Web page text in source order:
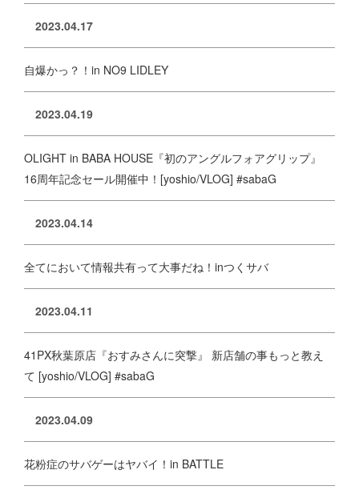
2023.04.17
自爆かっ？！in NO9 LIDLEY
2023.04.19
OLIGHT in BABA HOUSE『初のアングルフォアグリップ』
16周年記念セール開催中！[yoshio/VLOG] #sabaG
2023.04.14
全てにおいて情報共有って大事だね！inつくサバ
2023.04.11
41PX秋葉原店『おすみさんに突撃』 新店舗の事もっと教え
て [yoshio/VLOG] #sabaG
2023.04.09
花粉症のサバゲーはヤバイ！in BATTLE